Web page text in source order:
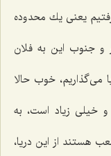
یعنى یك محدوده
و جنوب این به فلان
مى‌گذاریم، خوب حالا
خیلى زیاد است، به
هستند از این دریا،